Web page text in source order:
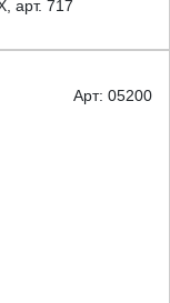
арт. 717
Арт: 05200